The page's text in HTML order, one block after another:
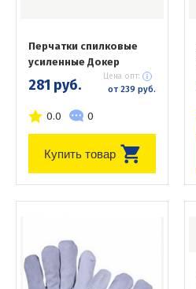
Перчатки спилковые
усиленные Докер
281 руб. Цена опт:
от 239 руб.
0.0 0
Купить товар